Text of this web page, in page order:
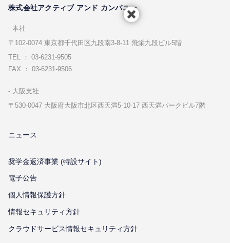
株式会社アクティブ アンド カンパニー
本社
〒102-0074 東京都千代⽥区九段南3-8-11 飛栄九段ビル5階
TEL ： 03-6231-9505
FAX ： 03-6231-9506
⼤阪⽀社
〒530-0047 ⼤阪府⼤阪市北区⻄天満5-10-17 ⻄天満パークビル7階
ニュース
奨学金返済事業 (特設サイト)
電子公告
個⼈情報保護⽅針
情報セキュリティ⽅針
クラウドサービス情報セキュリティ方針